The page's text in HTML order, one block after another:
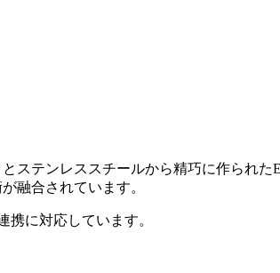
ステンレススチールから精巧に作られ
融合されています。
携に対応しています。